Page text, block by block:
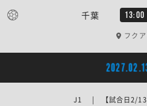
千葉 13:00
フクア
J1 | 【試合日2/